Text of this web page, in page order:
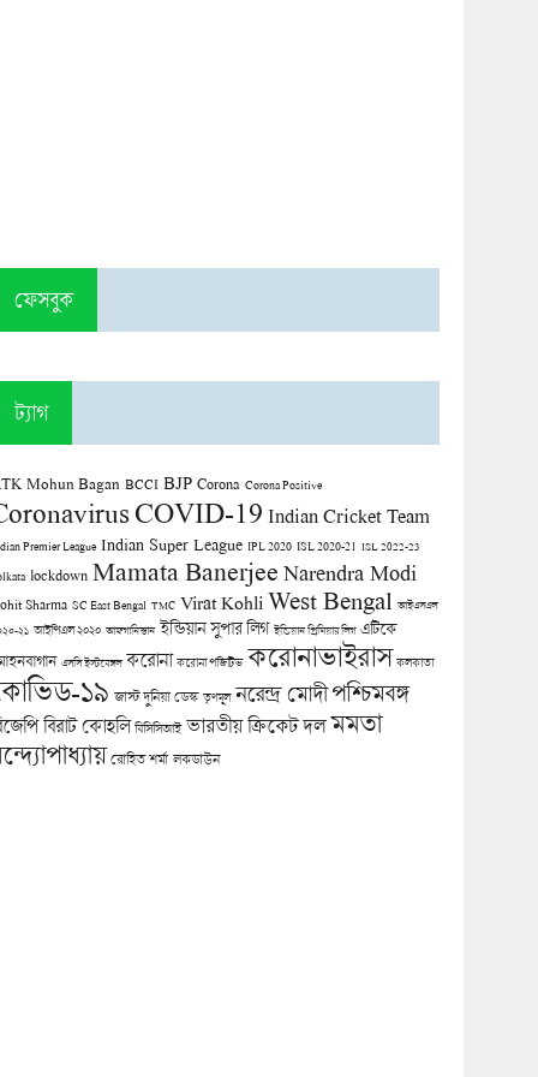
ফেসবুক
ট্যাগ
Mohun Bagan BCCI BJP Corona Corona Positive
COVID-19 Indian Cricket Team
Premier League Indian Super League IPL 2020 ISL 2020-21 ISL 2022-23
lockdown Mamata Banerjee Narendra Modi
Sharma SC East Bengal TMC Virat Kohli West Bengal আইএসএল
২১ আইপিএল ২০২০ আফগানিস্তান ইন্ডিয়ান সুপার লিগ ইন্ডিয়ান প্রিমিয়ার লিগ এটিকে
এসসি ইস্টবেঙ্গল করোনা করোনা পজিটিভ করোনাভাইরাস কলকাতা
১৯ জাস্ট দুনিয়া ডেস্ক তৃণমূল নরেন্দ্র মোদী পশ্চিমবঙ্গ
বিরাট কোহলি বিসিসিআই ভারতীয় ক্রিকেট দল মমতা
রোহিত শর্মা লকডাউন